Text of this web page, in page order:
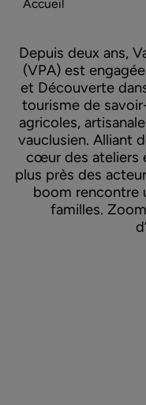
Accueil
Depuis deux ans,
(VPA) est
et Découverte
tourisme de
agricoles,
vauclusien. Alliant
cœur des ateliers
plus près des
boom rencontre
familles.